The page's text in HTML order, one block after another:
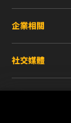
重型設備車輛
小客車與商用車
企業相關
關於WIX
社交媒體